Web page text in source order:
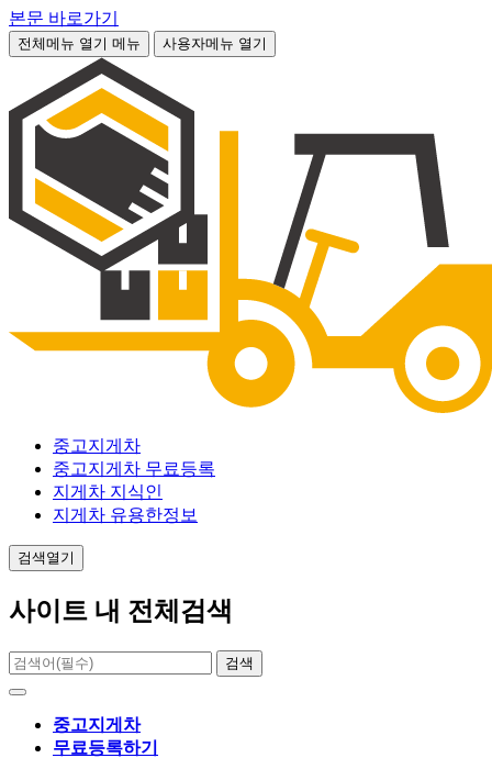
본문 바로가기
전체메뉴 열기 메뉴 사용자메뉴 열기
중고지게차
중고지게차 무료등록
지게차 지식인
지게차 유용한정보
검색열기
사이트 내 전체검색
검색
중고지게차
무료등록하기